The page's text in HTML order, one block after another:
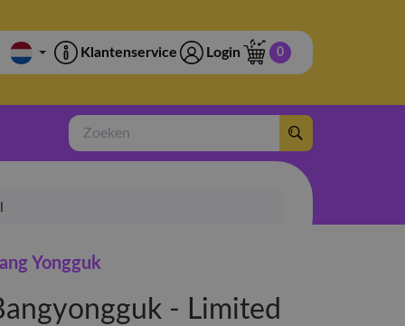
Klantenservice Login 0
Zoeken
Yongguk
- Limited